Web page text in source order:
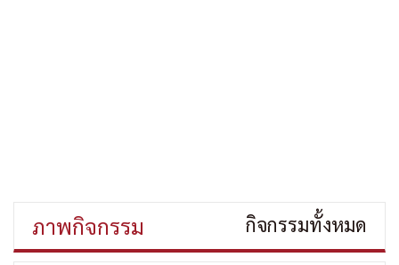
ภาพกิจกรรม กิจกรรมทั้งหมด